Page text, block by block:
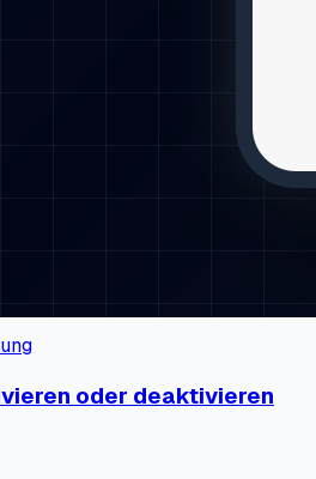
oder deaktivieren